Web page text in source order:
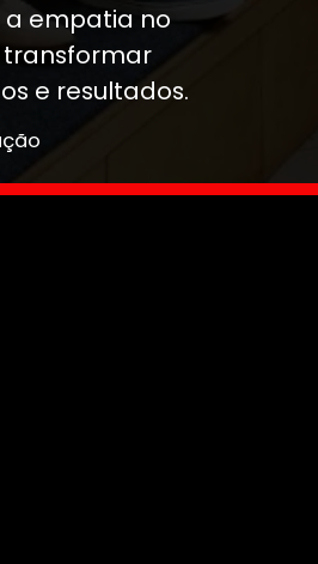
a empatia no
e resultados.